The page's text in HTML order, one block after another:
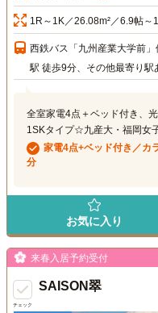
1R～1K／26.08m²／6.9帖～
西鉄バス「九州産業大学前」
駅 徒歩9分、その他最寄り駅
全室家電4点＋ベッド付き、
1SKタイプ☆九産大・福岡女
家電4点+ベッド付き／カ
分
お気に入り
チェック
来春入居予約受付
SAISON翠